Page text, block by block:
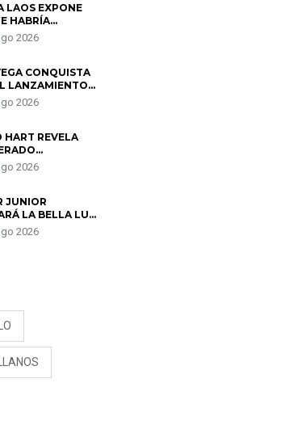
LAOS EXPONE
HABRÍA
PABLO
CON ALE
QUERÍA EL
2026
CONQUISTA
LANZAMIENTO
(+4)”
2026
HART REVELA
DE SALUD
SEPARARSE
UN
2026
JUNIOR
LA BELLA LUZ
DE SU
POR POLÉMICA
2026